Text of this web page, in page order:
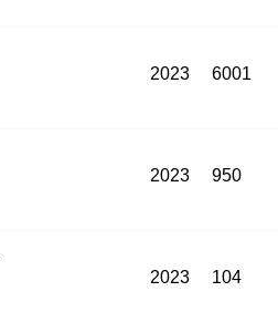
2023 6001
2023 950
2023 104